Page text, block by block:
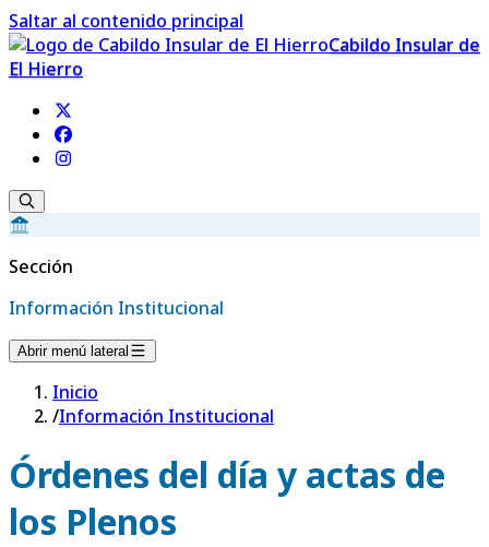
Saltar al contenido principal
Cabildo Insular de
El Hierro
Sección
Información Institucional
Abrir menú lateral
Inicio
/Información Institucional
Órdenes del día y actas de
los Plenos